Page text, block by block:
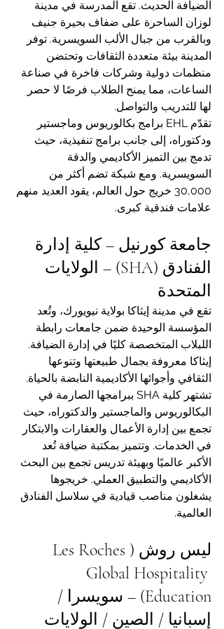
الضيافة الحديث. تقع المدرسة في مدينة
لوزان الساحرة على ضفاف بحيرة جنيف
وبالقرب من جبال الألب السويسرية. توفر
المدينة بيئة متعددة الثقافات وتحتضن
منظمات دولية وشركات فاخرة في صناعة
الساعات، مما يمنح الطلاب فرصًا لا حصر
لها للتدريب والتواصل.
تقدّم EHL برامج بكالوريوس وماجستير
ودكتوراه، إلى جانب برامج تنفيذية، حيث
تدمج بين التميز الأكاديمي والدقة
السويسرية. ومع شبكة تضم أكثر من
30,000 خريج حول العالم، يقود العديد منهم
علامات فندقية كبرى.
جامعة كورنيل – كلية إدارة
الفنادق (SHA) – الولايات
المتحدة
تقع في مدينة إيثاكا بولاية نيويورك، وتُعد
المؤسسة الوحيدة ضمن جامعات رابطة
اللبلاب المتخصصة كليًا في إدارة الضيافة.
إيثاكا معروفة بجمال طبيعتها وتنوعها
الثقافي وأجوائها الأكاديمية النابضة بالحياة.
تشتهر كلية SHA ببرامجها الصارمة في
البكالوريوس والماجستير والدكتوراه، حيث
تجمع بين إدارة الأعمال والعقارات والابتكار
في الخدمات. وتتميز بمكتبة ضيافة تُعد
الأكبر عالميًا وبهيئة تدريس تجمع بين البحث
الأكاديمي والتطبيق العملي. خريجوها
يشغلون مناصب قيادية في سلاسل الفنادق
العالمية.
ليس روش (Les Roches
Global Hospitality
Education) – سويسرا /
إسبانيا / الصين / الولايات